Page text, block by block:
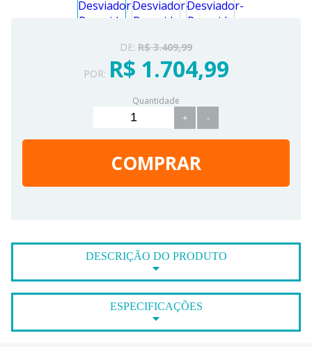
DE: R$ 3.409,99
POR: R$ 1.704,99
Quantidade
+ -
COMPRAR
DESCRIÇÃO DO PRODUTO
ESPECIFICAÇÕES